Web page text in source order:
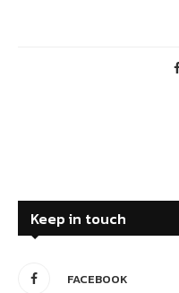
Keep in touch
FACEBOOK